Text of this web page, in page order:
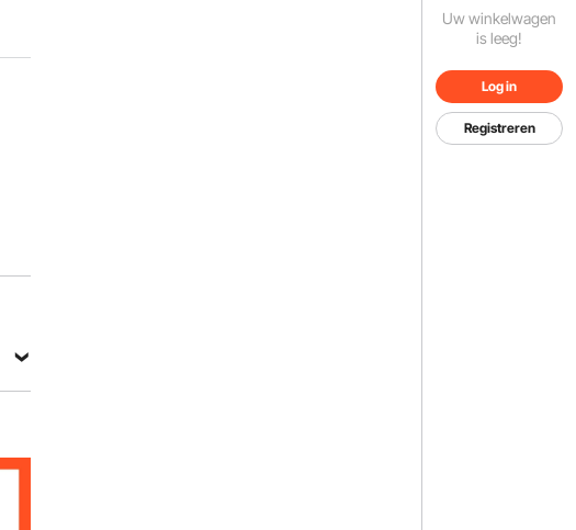
Uw winkelwagen
is leeg!
Log in
Registreren